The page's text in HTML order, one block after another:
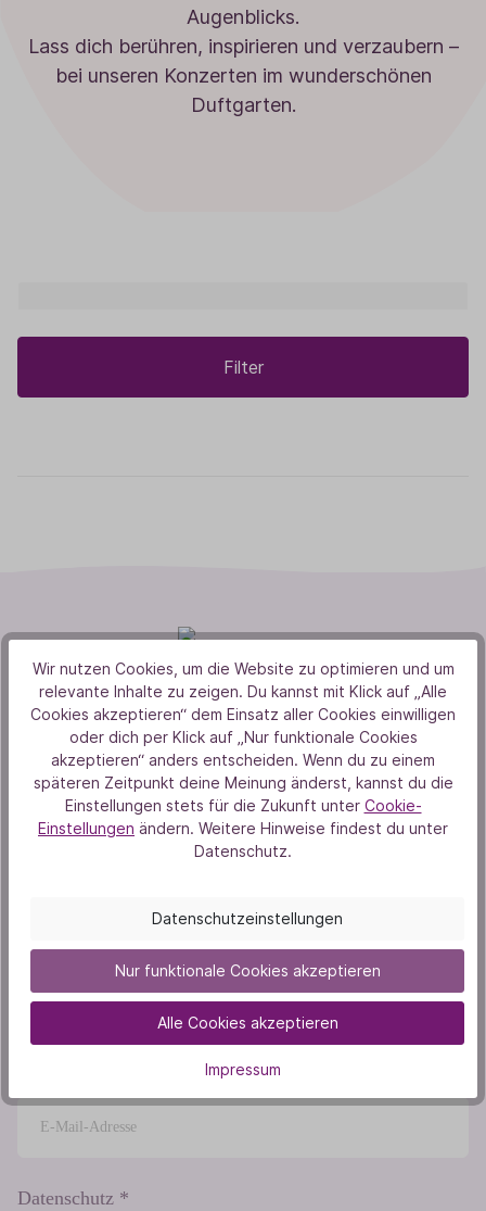
Augenblicks.
Lass dich berühren, inspirieren und verzaubern –
bei unseren Konzerten im wunderschönen
Duftgarten.
Filter
Newsletter TAOASIS Campus
bleibe immer informiert über spannende Seminare,
inspirierende Workshops und exklusive Events rund um
Aromatherapie, Gesundheit &
Persönlichkeitsentwicklung!
Als Dankeschön schenken wir dir 10 % Rabatt auf deine
nächste Seminarbuchung.
Datenschutz *
Wir nutzen Cookies, um die Website zu optimieren und um
relevante Inhalte zu zeigen. Du kannst mit Klick auf „Alle
Cookies akzeptieren“ dem Einsatz aller Cookies einwilligen
oder dich per Klick auf „Nur funktionale Cookies
akzeptieren“ anders entscheiden. Wenn du zu einem
späteren Zeitpunkt deine Meinung änderst, kannst du die
Einstellungen stets für die Zukunft unter Cookie-
Einstellungen ändern. Weitere Hinweise findest du unter
Datenschutz.
Datenschutzeinstellungen
Nur funktionale Cookies akzeptieren
Alle Cookies akzeptieren
Impressum